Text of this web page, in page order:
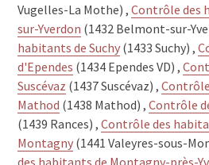
Vugelles-La Mothe) ,Contrôle des
sur-Yverdon (1432 Belmont-sur-
habitants de Suchy (1433 Suchy) ,
d'Ependes (1434 Ependes VD) ,
Suscévaz (1437 Suscévaz) ,
Mathod (1438 Mathod) ,Contrôle
(1439 Rances) ,Contrôle des
Montagny (1441 Valeyres-sous-
des habitants de Montagny-près-